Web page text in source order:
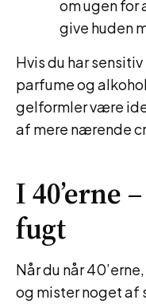
om ugen for
give huden
Hvis du har
parfume og
gelformler være
af mere nærende
I 40’erne
fugt
Når du når
og mister noget af